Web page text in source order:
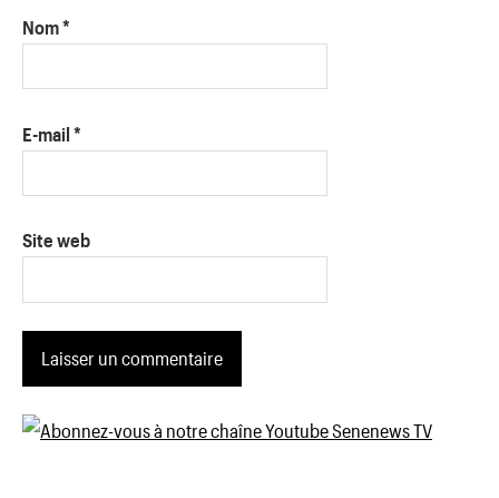
Nom*
E-mail *
Site web